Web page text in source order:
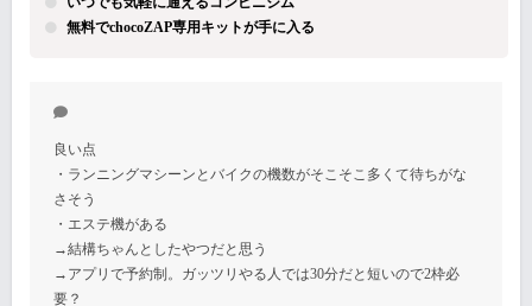
無料でchocoZAP専用キットが手に入る
良い点
・ランニングマシーンとバイクの機数がそこそこ多くて待ちがな
さそう
・エステ機がある
→結構ちゃんとしたやつだと思う
→アプリで予約制。ガッツリやる人では30分だと短いので2枠必
要？